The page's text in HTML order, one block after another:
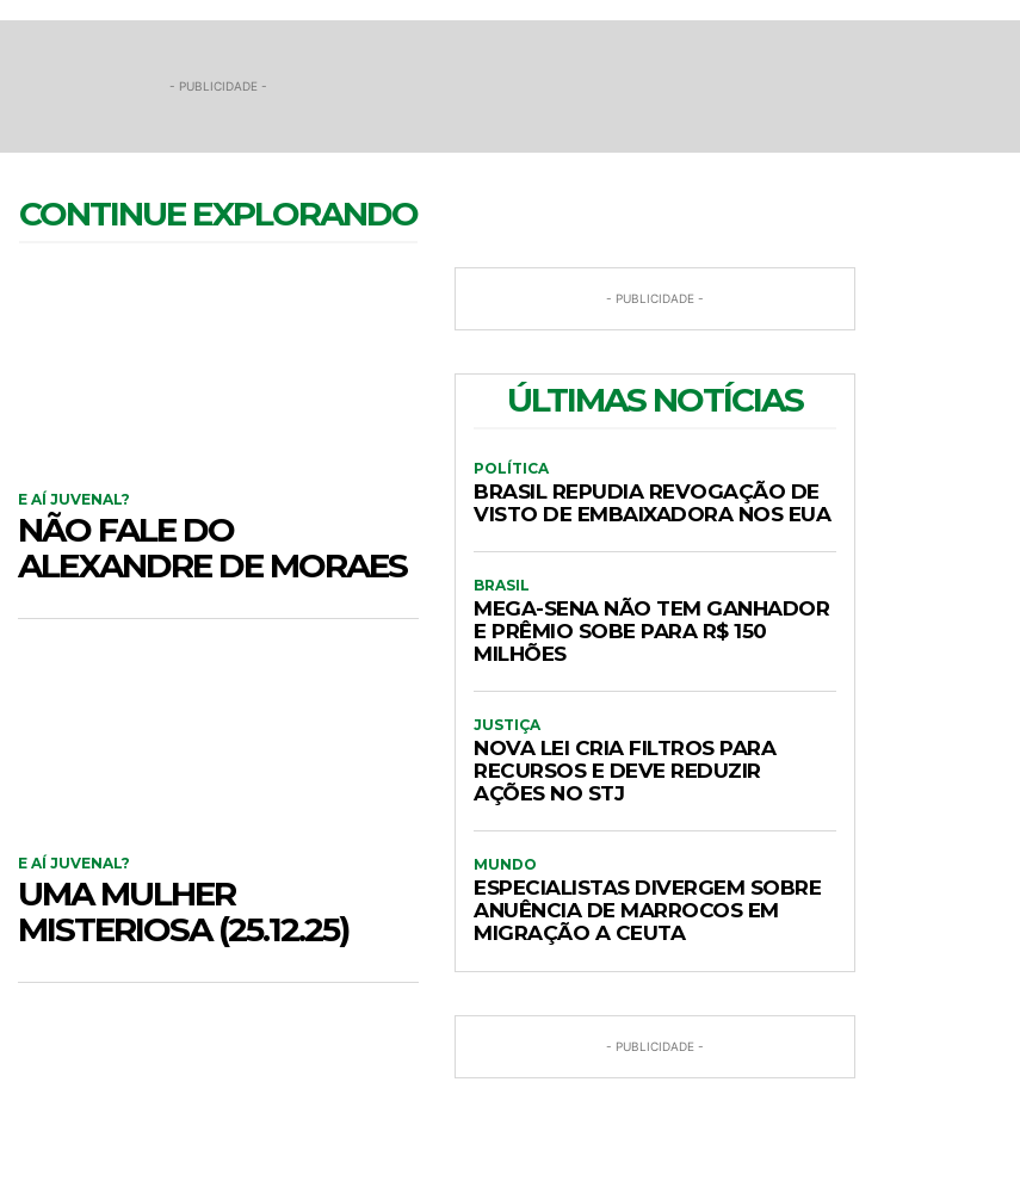
- PUBLICIDADE -
CONTINUE EXPLORANDO
E AÍ JUVENAL?
NÃO FALE DO
ALEXANDRE DE MORAES
E AÍ JUVENAL?
UMA MULHER
MISTERIOSA (25.12.25)
- PUBLICIDADE -
ÚLTIMAS NOTÍCIAS
POLÍTICA
BRASIL REPUDIA REVOGAÇÃO DE
VISTO DE EMBAIXADORA NOS EUA
BRASIL
MEGA-SENA NÃO TEM GANHADOR
E PRÊMIO SOBE PARA R$ 150
MILHÕES
JUSTIÇA
NOVA LEI CRIA FILTROS PARA
RECURSOS E DEVE REDUZIR
AÇÕES NO STJ
MUNDO
ESPECIALISTAS DIVERGEM SOBRE
ANUÊNCIA DE MARROCOS EM
MIGRAÇÃO A CEUTA
- PUBLICIDADE -